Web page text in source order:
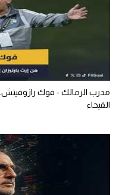
مدرب الزمالك - فوك رازوفيتش..
الفيحاء